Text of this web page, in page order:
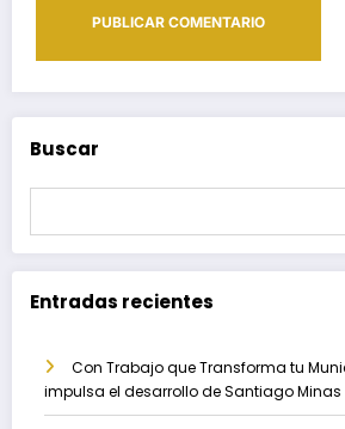
Buscar
Entradas recientes
Con Trabajo que Transforma tu
impulsa el desarrollo de Santiago Minas